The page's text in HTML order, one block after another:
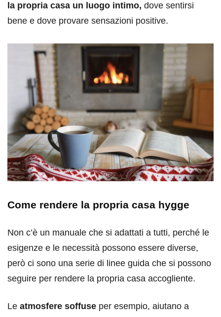
la propria casa un luogo intimo, dove sentirsi
bene e dove provare sensazioni positive.
Come rendere la propria casa hygge
Non c’è un manuale che si adattati a tutti, perché le
esigenze e le necessità possono essere diverse,
però ci sono una serie di linee guida che si possono
seguire per rendere la propria casa accogliente.
Le atmosfere soffuse per esempio, aiutano a